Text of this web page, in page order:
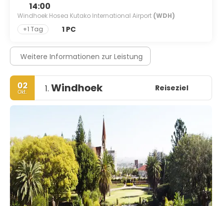
14:00
Windhoek Hosea Kutako International Airport (WDH)
+1 Tag
1 PC
Weitere Informationen zur Leistung
02
Okt. 1. Windhoek Reiseziel